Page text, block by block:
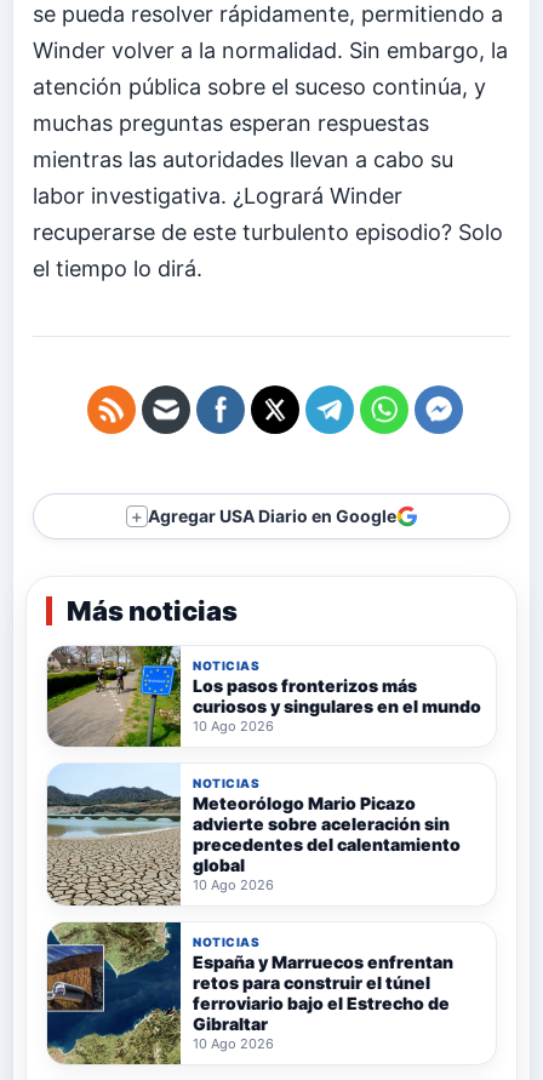
se pueda resolver rápidamente, permitiendo a
Winder volver a la normalidad. Sin embargo, la
atención pública sobre el suceso continúa, y
muchas preguntas esperan respuestas
mientras las autoridades llevan a cabo su
labor investigativa. ¿Logrará Winder
recuperarse de este turbulento episodio? Solo
el tiempo lo dirá.
＋ Agregar USA Diario en Google
Más noticias
NOTICIAS
Los pasos fronterizos más
curiosos y singulares en el mundo
10 Ago 2026
NOTICIAS
Meteorólogo Mario Picazo
advierte sobre aceleración sin
precedentes del calentamiento
global
10 Ago 2026
NOTICIAS
España y Marruecos enfrentan
retos para construir el túnel
ferroviario bajo el Estrecho de
Gibraltar
10 Ago 2026